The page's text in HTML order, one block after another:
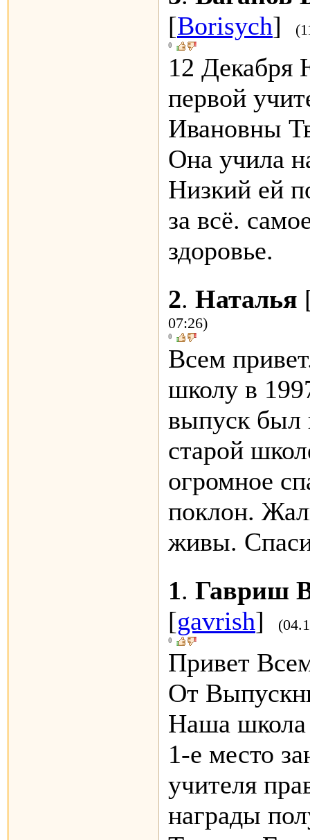
[Borisych]
0
12
первой
Ивановны
Она учила
Низкий ей
за всё.
здоровье.
2. Наталья
07:26)
0
Всем
школу в
выпуск был
старой
огромное
поклон.
живы.
1. Гавриш
[gavrish]
0
Привет
От
Наша школа
1-е место
учителя
награды